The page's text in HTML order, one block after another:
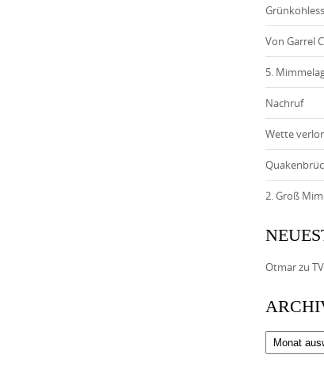
Von Garrel
5.
Nachruf
Wette
2. Groß
Otmarzu
Archiv